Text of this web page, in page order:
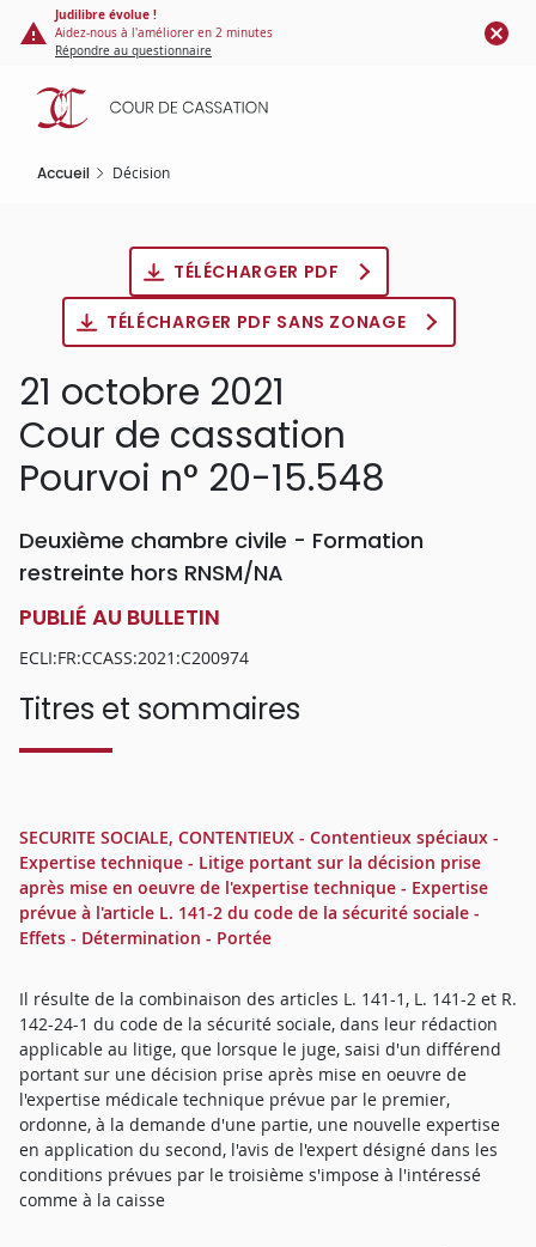
Panneau de gestion des cookies
contenu
principal
Judilibre évolue !
Aidez-nous à l'améliorer en 2 minutes
Répondre au questionnaire
Accueil Décision
TÉLÉCHARGER PDF
TÉLÉCHARGER PDF SANS ZONAGE
21 octobre 2021
Cour de cassation
Pourvoi n° 20-15.548
Deuxième chambre civile - Formation
restreinte hors RNSM/NA
PUBLIÉ AU BULLETIN
ECLI:FR:CCASS:2021:C200974
Titres et sommaires
SECURITE SOCIALE, CONTENTIEUX - Contentieux spéciaux -
Expertise technique - Litige portant sur la décision prise
après mise en oeuvre de l'expertise technique - Expertise
prévue à l'article L. 141-2 du code de la sécurité sociale -
Effets - Détermination - Portée
Il résulte de la combinaison des articles L. 141-1, L. 141-2 et R.
142-24-1 du code de la sécurité sociale, dans leur rédaction
applicable au litige, que lorsque le juge, saisi d'un différend
portant sur une décision prise après mise en oeuvre de
l'expertise médicale technique prévue par le premier,
ordonne, à la demande d'une partie, une nouvelle expertise
en application du second, l'avis de l'expert désigné dans les
conditions prévues par le troisième s'impose à l'intéressé
comme à la caisse